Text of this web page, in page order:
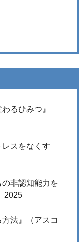
るひみつ』
レスをなくす
非認知能力を
2025
方法』（アスコ